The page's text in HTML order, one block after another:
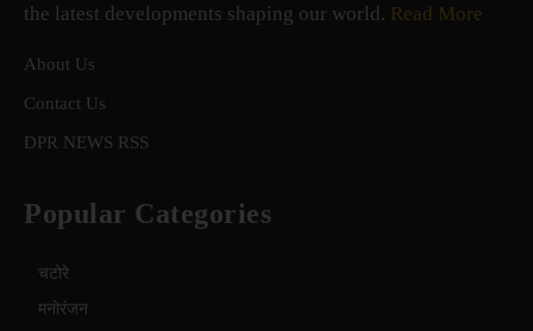
the latest developments shaping our world. Read More
About Us
Contact Us
DPR NEWS RSS
Popular Categories
चटोरे
मनोरंजन